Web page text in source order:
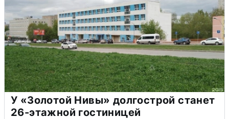
У «Золотой Нивы» долгострой станет
26-этажной гостиницей